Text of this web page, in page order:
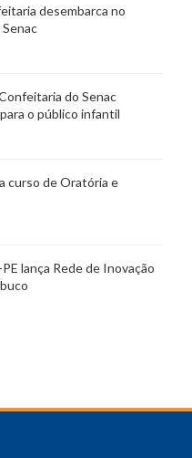
desembarca no
do Senac
o público infantil
curso de Oratória e
lança Rede de Inovação